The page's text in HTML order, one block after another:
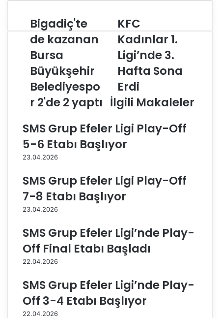
B
i
g
a
ç
'
d
e
k
a
a
n
a
n
u
r
s
a
y
ü
k
Bigadiç'te
de kazanan
Bursa
Büyükşehir
Belediyespo
r 2'de 2 yaptı
K
F
C
K
d
ı
n
l
r
1
.
g
i
’
e
3
.
t
a
S
KFC
Kadınlar 1.
Ligi’nde 3.
Hafta Sona
Erdi
İlgili Makaleler
SMS Grup Efeler Ligi Play-Off
5-6 Etabı Başlıyor
23.04.2026
SMS Grup Efeler Ligi Play-Off
7-8 Etabı Başlıyor
23.04.2026
SMS Grup Efeler Ligi’nde Play-
Off Final Etabı Başladı
22.04.2026
SMS Grup Efeler Ligi’nde Play-
Off 3-4 Etabı Başlıyor
22.04.2026